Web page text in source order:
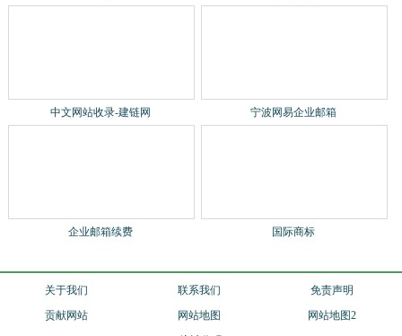
中文网站收录-建链网 宁波网易企业邮箱
企业邮箱续费 国际商标
关于我们 联系我们
免责声明
贡献网站
网站地图
网站地图2